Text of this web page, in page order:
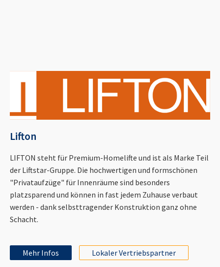
Lifton
LIFTON steht für Premium-Homelifte und ist als Marke Teil
der Liftstar-Gruppe. Die hochwertigen und formschönen
"Privataufzüge" für Innenräume sind besonders
platzsparend und können in fast jedem Zuhause verbaut
werden - dank selbsttragender Konstruktion ganz ohne
Schacht.
Mehr Infos Lokaler Vertriebspartner